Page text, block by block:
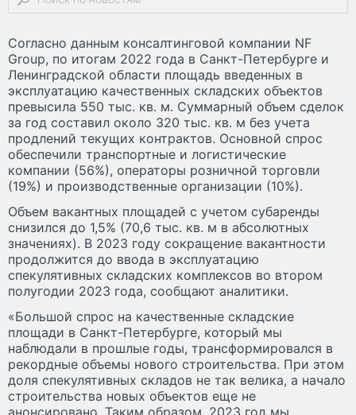
Согласно данным консалтинговой компании NF
Group, по итогам 2022 года в Санкт-Петербурге и
Ленинградской области площадь введенных в
эксплуатацию качественных складских объектов
превысила 550 тыс. кв. м. Суммарный объем сделок
за год составил около 320 тыс. кв. м без учета
продлений текущих контрактов. Основной спрос
обеспечили транспортные и логистические
компании (56%), операторы розничной торговли
(19%) и производственные организации (10%).
Объем вакантных площадей с учетом субаренды
снизился до 1,5% (70,6 тыс. кв. м в абсолютных
значениях). В 2023 году сокращение вакантности
продолжится до ввода в эксплуатацию
спекулятивных складских комплексов во втором
полугодии 2023 года, сообщают аналитики.
«Большой спрос на качественные складские
площади в Санкт-Петербурге, который мы
наблюдали в прошлые годы, трансформировался в
рекордные объемы нового строительства. При этом
доля спекулятивных складов не так велика, а начало
строительства новых объектов еще не